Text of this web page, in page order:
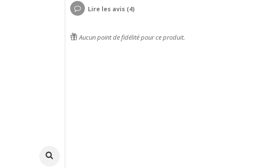
Lire les avis (4)
Aucun point de fidélité pour ce produit.